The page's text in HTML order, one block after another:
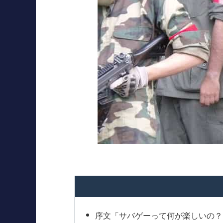
序文「サバゲーって何が楽しいの